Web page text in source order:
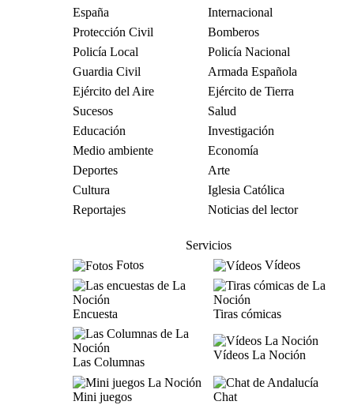
España
Internacional
Protección Civil
Bomberos
Policía Local
Policía Nacional
Guardia Civil
Armada Española
Ejército del Aire
Ejército de Tierra
Sucesos
Salud
Educación
Investigación
Medio ambiente
Economía
Deportes
Arte
Cultura
Iglesia Católica
Reportajes
Noticias del lector
Servicios
Fotos
Vídeos
Encuesta Tiras cómicas
Las Columnas
Vídeos La Noción
Mini juegos
Chat